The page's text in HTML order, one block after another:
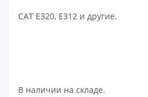
CAT E320, E312 и другие.
В наличии на складе.